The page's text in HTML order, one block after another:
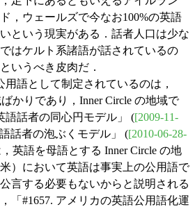
，ウェールズで今なお100%の英語
という現実がある．話者人口は少な
はケルト系諸語が話されているの
いうべき皮肉だ．
語として制定されているのは，
かりであり，Inner Circle の地域で
語話者の同心円モデル」 ([2009-11-
話者の泡ぶくモデル」 ([2010-06-28-
英語を母語とする Inner Circle の地
）において英語は事実上の公用語で
言する必要もないからと説明される
「#1657. アメリカの英語公用語化運